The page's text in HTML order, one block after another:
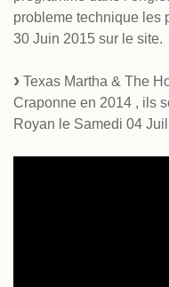
probleme technique les
30 Juin 2015 sur le site.
Texas Martha & The
Craponne en 2014 , ils
Royan le Samedi 04